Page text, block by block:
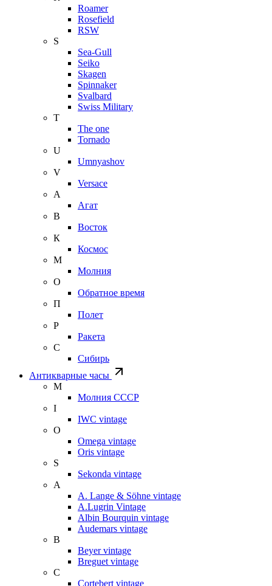
Roamer
Rosefield
RSW
S
Sea-Gull
Seiko
Skagen
Spinnaker
Svalbard
Swiss Military
T
The one
Tornado
U
Umnyashov
V
Versace
А
Агат
В
Восток
К
Космос
М
Молния
О
Обратное время
П
Полет
Р
Ракета
С
Сибирь
Антикварные часы
М
Молния СССР
I
IWC vintage
O
Omega vintage
Oris vintage
S
Sekonda vintage
A
A. Lange & Söhne vintage
A.Lugrin Vintage
Albin Bourquin vintage
Audemars vintage
B
Beyer vintage
Breguet vintage
C
Cortebert vintage